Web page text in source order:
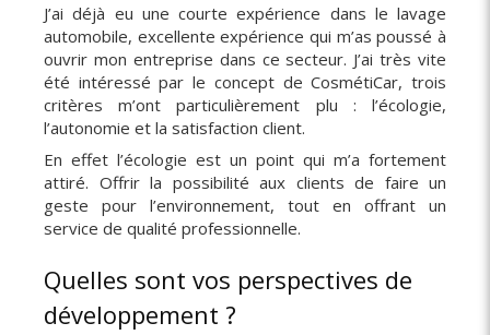
J’ai déjà eu une courte expérience dans le lavage
automobile, excellente expérience qui m’as poussé à
ouvrir mon entreprise dans ce secteur. J’ai très vite
été intéressé par le concept de CosmétiCar, trois
critères m’ont particulièrement plu : l’écologie,
l’autonomie et la satisfaction client.
En effet l’écologie est un point qui m’a fortement
attiré. Offrir la possibilité aux clients de faire un
geste pour l’environnement, tout en offrant un
service de qualité professionnelle.
Quelles sont vos perspectives de
développement ?